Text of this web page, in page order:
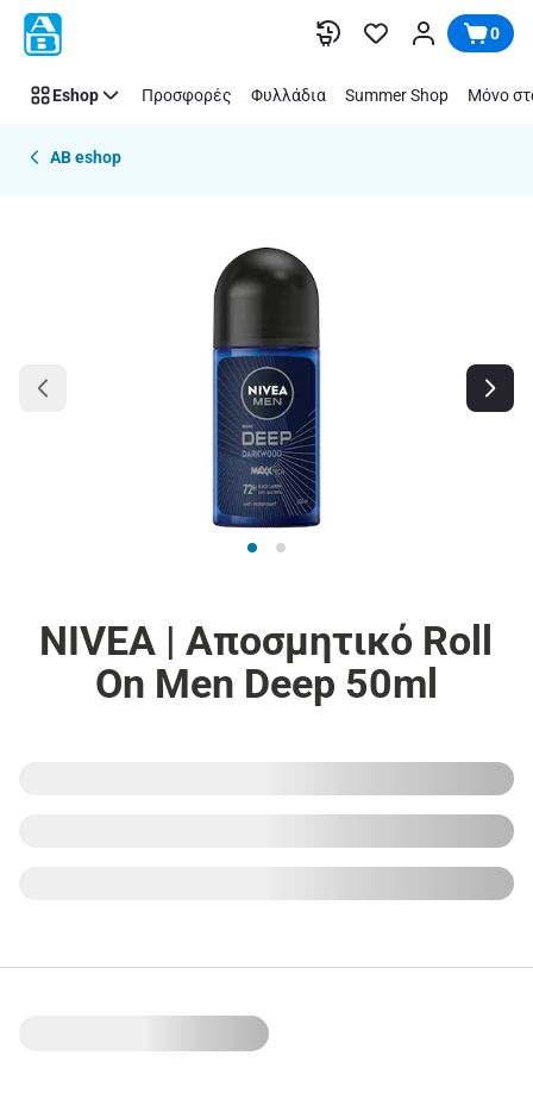
Παράλειψη 0
Eshop Προσφορές Φυλλάδια Summer Shop Μόνο
AB eshop
NIVEA | Αποσμητικό Roll
On Men Deep 50ml